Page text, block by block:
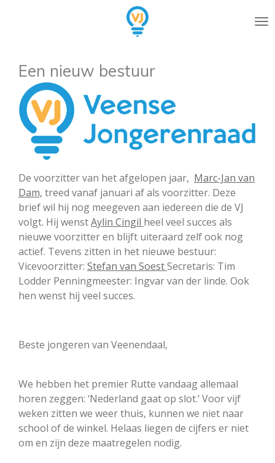
hoofdinhoud
Een nieuw bestuur
De voorzitter van het afgelopen jaar, Marc-Jan van
Dam, treed vanaf januari af als voorzitter. Deze
brief wil hij nog meegeven aan iedereen die de VJ
volgt. Hij wenstAylin Cingil heel veel succes als
nieuwe voorzitter en blijft uiteraard zelf ook nog
actief. Tevens zitten in het nieuwe bestuur:
Vicevoorzitter: Stefan van SoestSecretaris: Tim
Lodder Penningmeester: Ingvar van der linde. Ook
hen wenst hij veel succes.
Beste jongeren van Veenendaal,
We hebben het premier Rutte vandaag allemaal
horen zeggen: ‘Nederland gaat op slot.’ Voor vijf
weken zitten we weer thuis, kunnen we niet naar
school of de winkel. Helaas liegen de cijfers er niet
om en zijn deze maatregelen nodig.